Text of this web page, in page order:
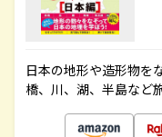
日本の地形や造形物を
橋、川、湖、半島など